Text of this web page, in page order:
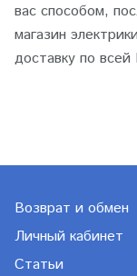
вас способом,
магазин
доставку по всей
Возврат и обмен
Личный кабинет
Статьи